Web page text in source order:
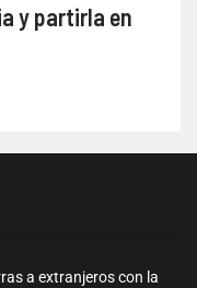
y partirla en
a extranjeros con la